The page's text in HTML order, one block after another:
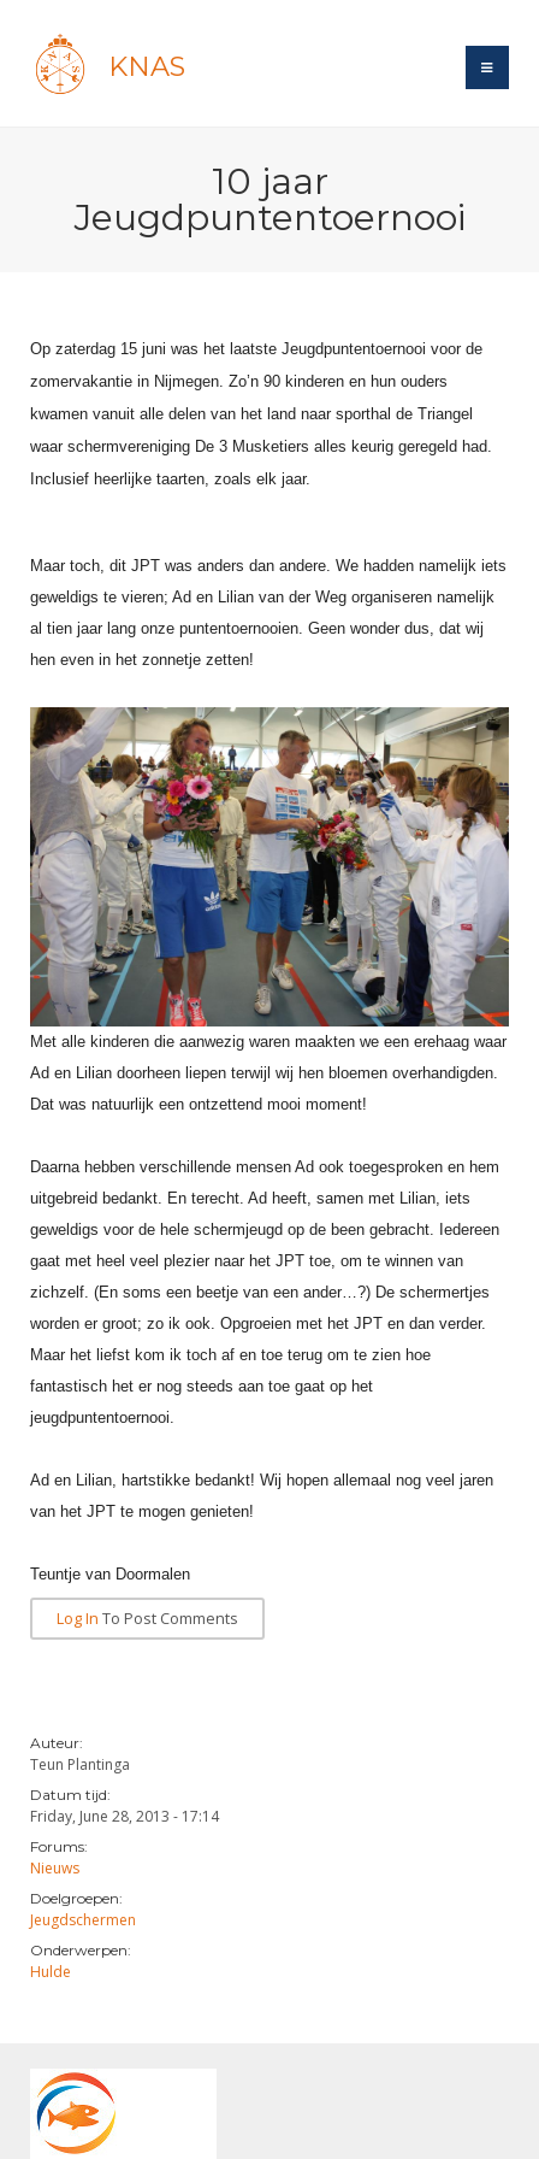
KNAS
Forums
Maandelijks archief
Evenement
Gebruiksvoorwaarden
Handleiding
Bond
Tarieven
Reglementen
Ledencijfers
Sponsors en Partners
Organisatie
Bestuur
Commissies
Leden van Verdiensten
Vacatures
Bondsbureau
Contact
Medewerkers
Samenwerking
Formulieren
Alle Verenigingen
Verenigingsondersteuning
Witte Vlekkenplan
Oprichting Vereniging
Overschrijven leden
Schermen
Recreatiesport
Veteranen
Ranglijsten
Inschrijven
Reglementen
Materiaal
Schermpaspoort
Rolstoelschermen
Wedstrijdkalender
KNAS Keurmerk
NK's
JPT
JEC
Veteranenwedstrijden
Aanvragen van scheidsrechters
Scheidsrechterslijst
Import inschrijvingen uit Nahouw
Verwerk wedstrijduitslagen
Geschiedenis van het schermen
Wat is topsport
Nieuws
FBT
SBT
Atletencommissie
Internationale Titeltoernooien
Internationale aanmeldingen
Informatie
Voor de jeugd
Spreekbeurtpakket
Ouders en vereniging
Brassardsysteem
Voor coaches en leraren
Nationale opleidingen
Internationale opleidingen
Opleidingen
Leraar
Voor scheidsrechters
Nieuws
Scheidsrechterslijst
Scheidsrechter Documentatie
Opleidingen
Archief
Infotheek
Bibliotheek
Touché
Zoek Vereniging
NK organiseren
10 jaar
Jeugdpuntentoernooi
Op zaterdag 15 juni was het laatste Jeugdpuntentoernooi voor de
zomervakantie in Nijmegen. Zo’n 90 kinderen en hun ouders
kwamen vanuit alle delen van het land naar sporthal de Triangel
waar schermvereniging De 3 Musketiers alles keurig geregeld had.
Inclusief heerlijke taarten, zoals elk jaar.
Maar toch, dit JPT was anders dan andere. We hadden namelijk iets
geweldigs te vieren; Ad en Lilian van der Weg organiseren namelijk
al tien jaar lang onze puntentoernooien. Geen wonder dus, dat wij
hen even in het zonnetje zetten!
Met alle kinderen die aanwezig waren maakten we een erehaag waar
Ad en Lilian doorheen liepen terwijl wij hen bloemen overhandigden.
Dat was natuurlijk een ontzettend mooi moment!
Daarna hebben verschillende mensen Ad ook toegesproken en hem
uitgebreid bedankt. En terecht. Ad heeft, samen met Lilian, iets
geweldigs voor de hele schermjeugd op de been gebracht. Iedereen
gaat met heel veel plezier naar het JPT toe, om te winnen van
zichzelf. (En soms een beetje van een ander…?) De schermertjes
worden er groot; zo ik ook. Opgroeien met het JPT en dan verder.
Maar het liefst kom ik toch af en toe terug om te zien hoe
fantastisch het er nog steeds aan toe gaat op het
jeugdpuntentoernooi.
Ad en Lilian, hartstikke bedankt! Wij hopen allemaal nog veel jaren
van het JPT te mogen genieten!
Teuntje van Doormalen
Log In To Post Comments
Auteur:
Teun Plantinga
Datum tijd:
Friday, June 28, 2013 - 17:14
Forums:
Nieuws
Doelgroepen:
Jeugdschermen
Onderwerpen:
Hulde